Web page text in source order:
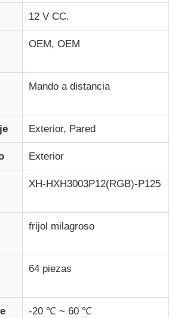
holográfica
LED
transparente
12 V CC.
OEM, OEM
Mando a distancia
Exterior, Pared
Exterior
XH-HXH3003P12(RGB)-P125
frijol milagroso
64 piezas
-20 ℃ ~ 60 ℃